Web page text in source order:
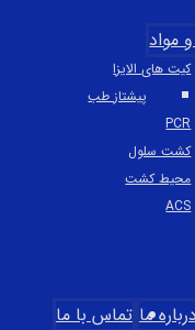
مواد
کیت های الایزا
پیشتاز طب
PCR
کشت سلول
محیط کشت
ACS
ما تماس با ما